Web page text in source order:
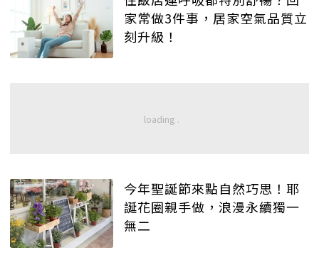
家常做3件事，居家空氣品質立
刻升級！
今年聖誕節來點自然巧思！耶
誕花圈親手做，浪漫永續獨一
無二